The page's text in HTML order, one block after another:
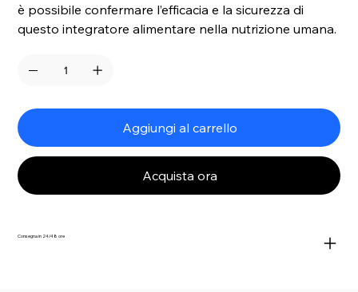
è possibile confermare l’efficacia e la sicurezza di
questo integratore alimentare nella nutrizione umana.
Aggiungi al carrello
Acquista ora
Consegna in 24/48 ore